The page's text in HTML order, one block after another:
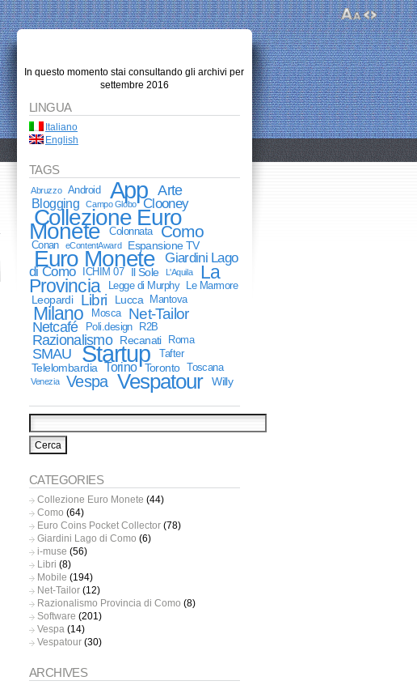
In questo momento stai consultando gli archivi per
settembre 2016
LINGUA
Italiano
English
TAGS
Abruzzo Android App Arte
Blogging Campo Globo Clooney
Collezione Euro
Monete Colonnata Como
Conan eContentAward Espansione TV
Euro Monete
Giardini Lago
di Como
ICHIM 07 Il Sole L'Aquila La
Provincia Legge di Murphy Le Marmore
Leopardi Libri Lucca Mantova
Milano Mosca Net-Tailor
Netcafé Poli.design R2B
Razionalismo Recanati Roma
SMAU Startup Tafter
Telelombardia Torino Toronto Toscana
Venezia Vespa Vespatour Willy
CATEGORIES
Collezione Euro Monete (44)
Como (64)
Euro Coins Pocket Collector(78)
Giardini Lago di Como (6)
i-muse (56)
Libri (8)
Mobile (194)
Net-Tailor(12)
Razionalismo Provincia di Como (8)
Software (201)
Vespa(14)
Vespatour(30)
ARCHIVES